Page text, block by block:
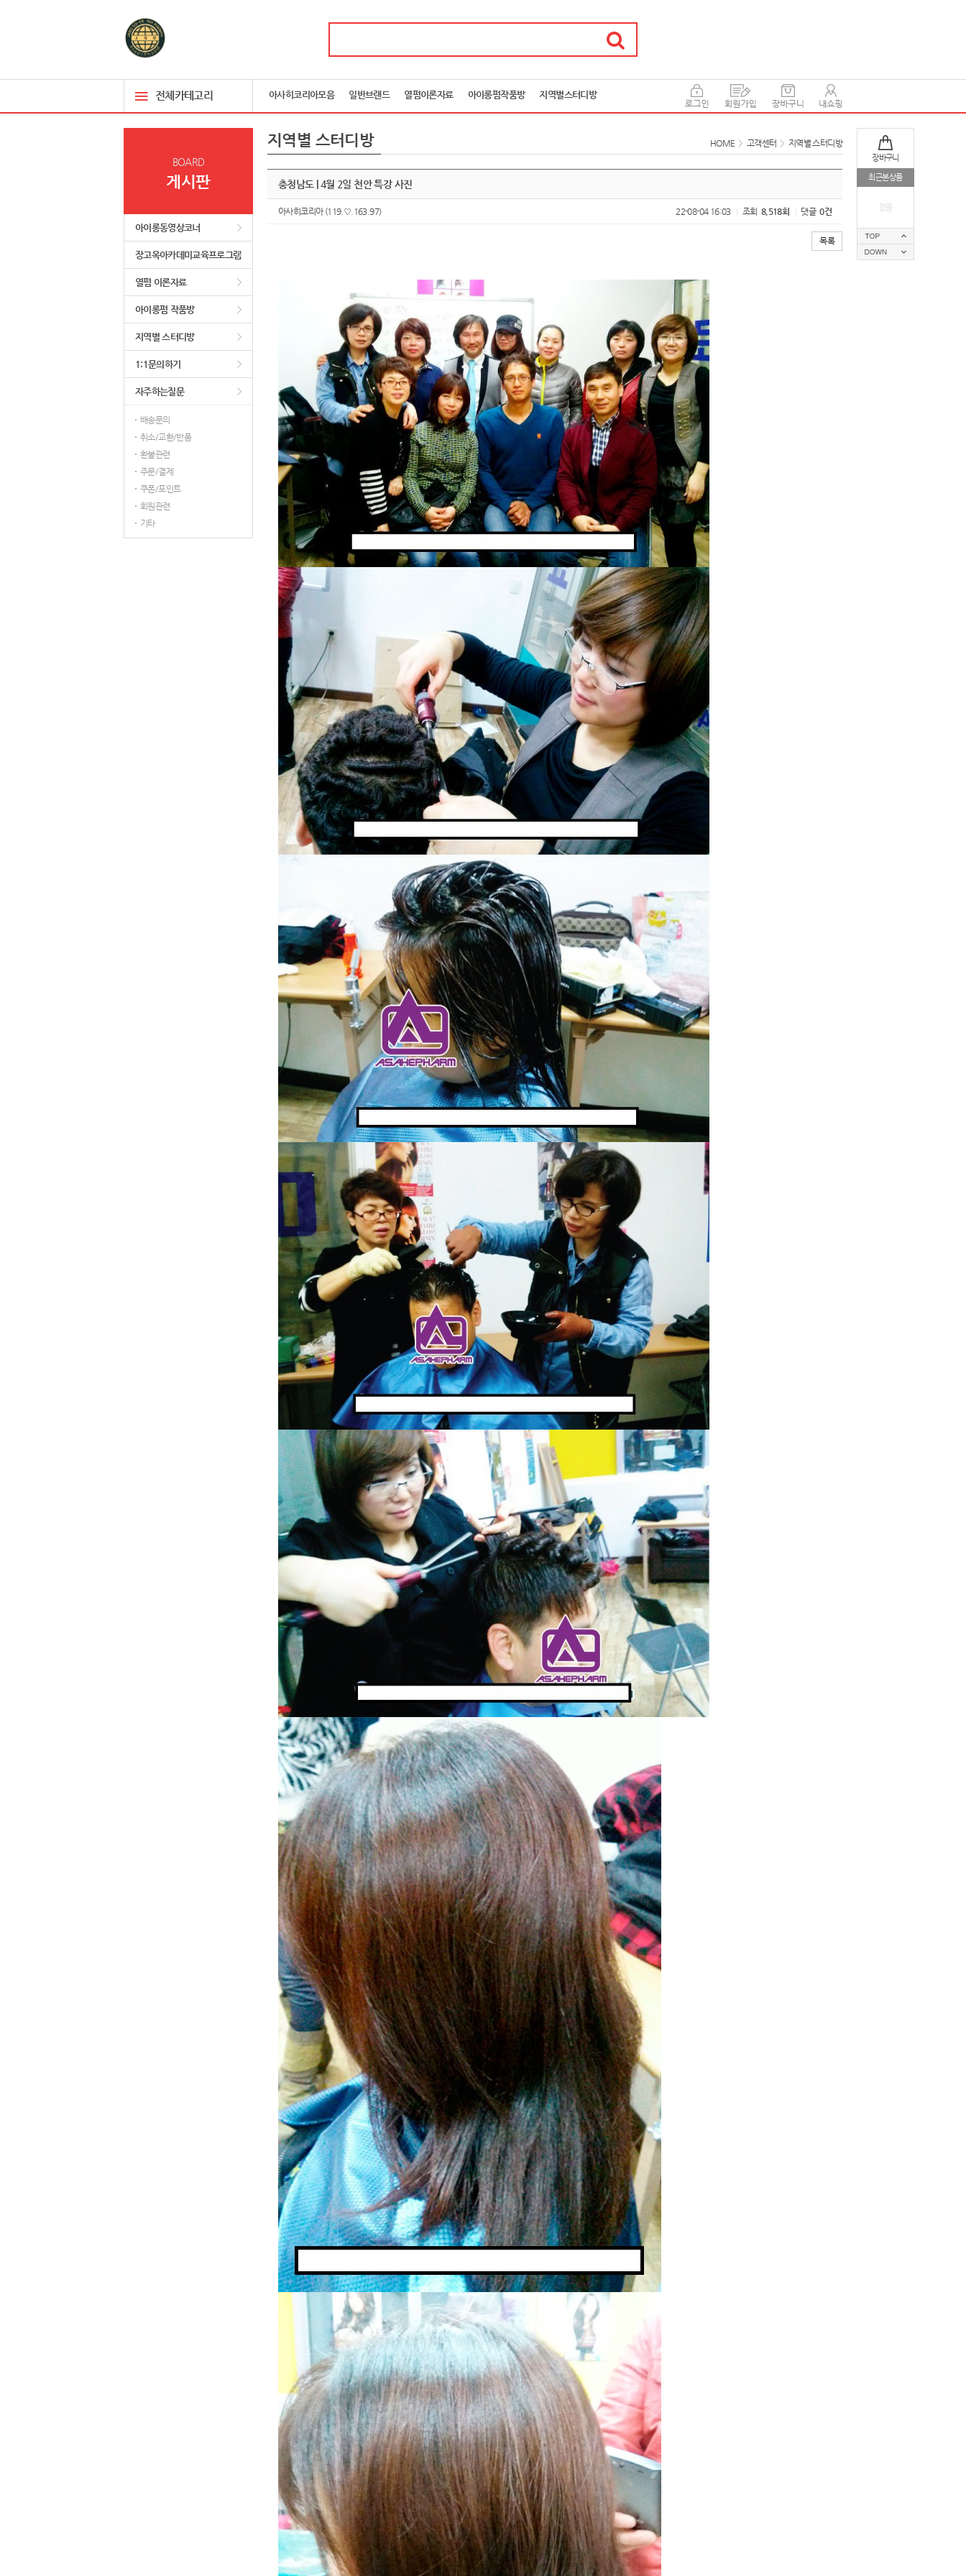
전체카테고리 아사히코리아모음 일반브랜드 열펌이론자료 아이롱펌작품방 지역별스터디방
장바구니
최근본상품
없음
BOARD
게시판
아이롱동영상코너
장고옥아카데미교육프로그램
열펌 이론자료
아이롱펌 작품방
지역별 스터디방
1:1문의하기
자주하는질문
배송문의
취소/교환/반품
환불관련
주문/결제
쿠폰/포인트
회원관련
기타
지역별 스터디방 HOME > 고객센터 > 지역별 스터디방
충청남도 | 4월 2일 천안 특강 사진
아사히코리아(119.♡.163.97) 22-08-04 16:03 조회 8,518회 댓글 0건
목록